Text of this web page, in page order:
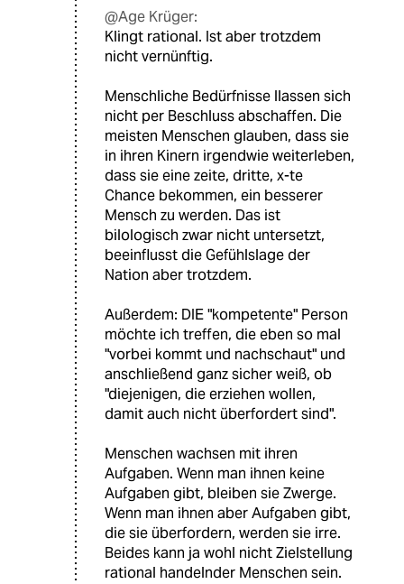
@Age Krüger:
Klingt rational. Ist aber trotzdem
nicht vernünftig.
Menschliche Bedürfnisse llassen sich
nicht per Beschluss abschaffen. Die
meisten Menschen glauben, dass sie
in ihren Kinern irgendwie weiterleben,
dass sie eine zeite, dritte, x-te
Chance bekommen, ein besserer
Mensch zu werden. Das ist
bilologisch zwar nicht untersetzt,
beeinflusst die Gefühlslage der
Nation aber trotzdem.
Außerdem: DIE "kompetente" Person
möchte ich treffen, die eben so mal
"vorbei kommt und nachschaut" und
anschließend ganz sicher weiß, ob
"diejenigen, die erziehen wollen,
damit auch nicht überfordert sind".
Menschen wachsen mit ihren
Aufgaben. Wenn man ihnen keine
Aufgaben gibt, bleiben sie Zwerge.
Wenn man ihnen aber Aufgaben gibt,
die sie überfordern, werden sie irre.
Beides kann ja wohl nicht Zielstellung
rational handelnder Menschen sein.